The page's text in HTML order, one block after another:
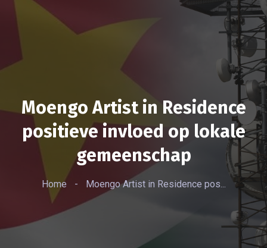
Moengo Artist in Residence
positieve invloed op lokale
gemeenschap
Home - Moengo Artist in Residence pos...